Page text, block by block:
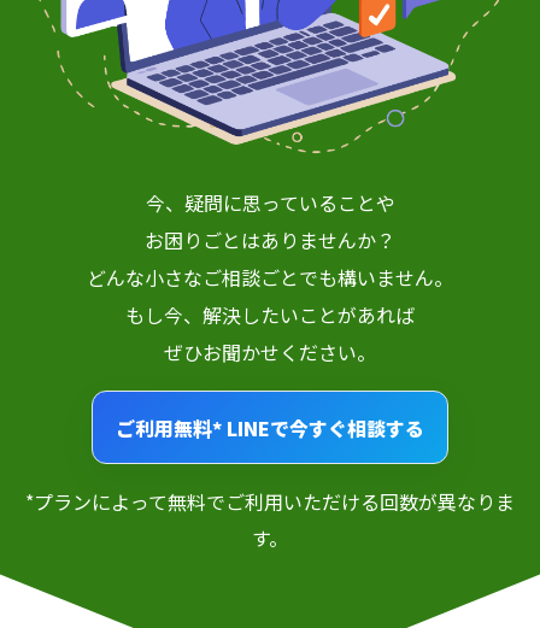
今、疑問に思っていることや
お困りごとはありませんか？
どんな小さなご相談ごとでも構いません。
もし今、解決したいことがあれば
ぜひお聞かせください。
ご利用無料* LINEで今すぐ相談する
*プランによって無料でご利用いただける回数が異なりま
す。